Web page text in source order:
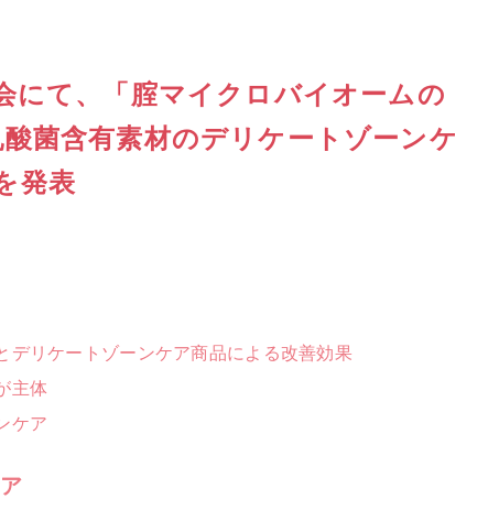
にて、「腟マイクロバイオームの
菌含有素材のデリケートゾーンケ
発表
リケートゾーンケア商品による改善効果
主体
ケア